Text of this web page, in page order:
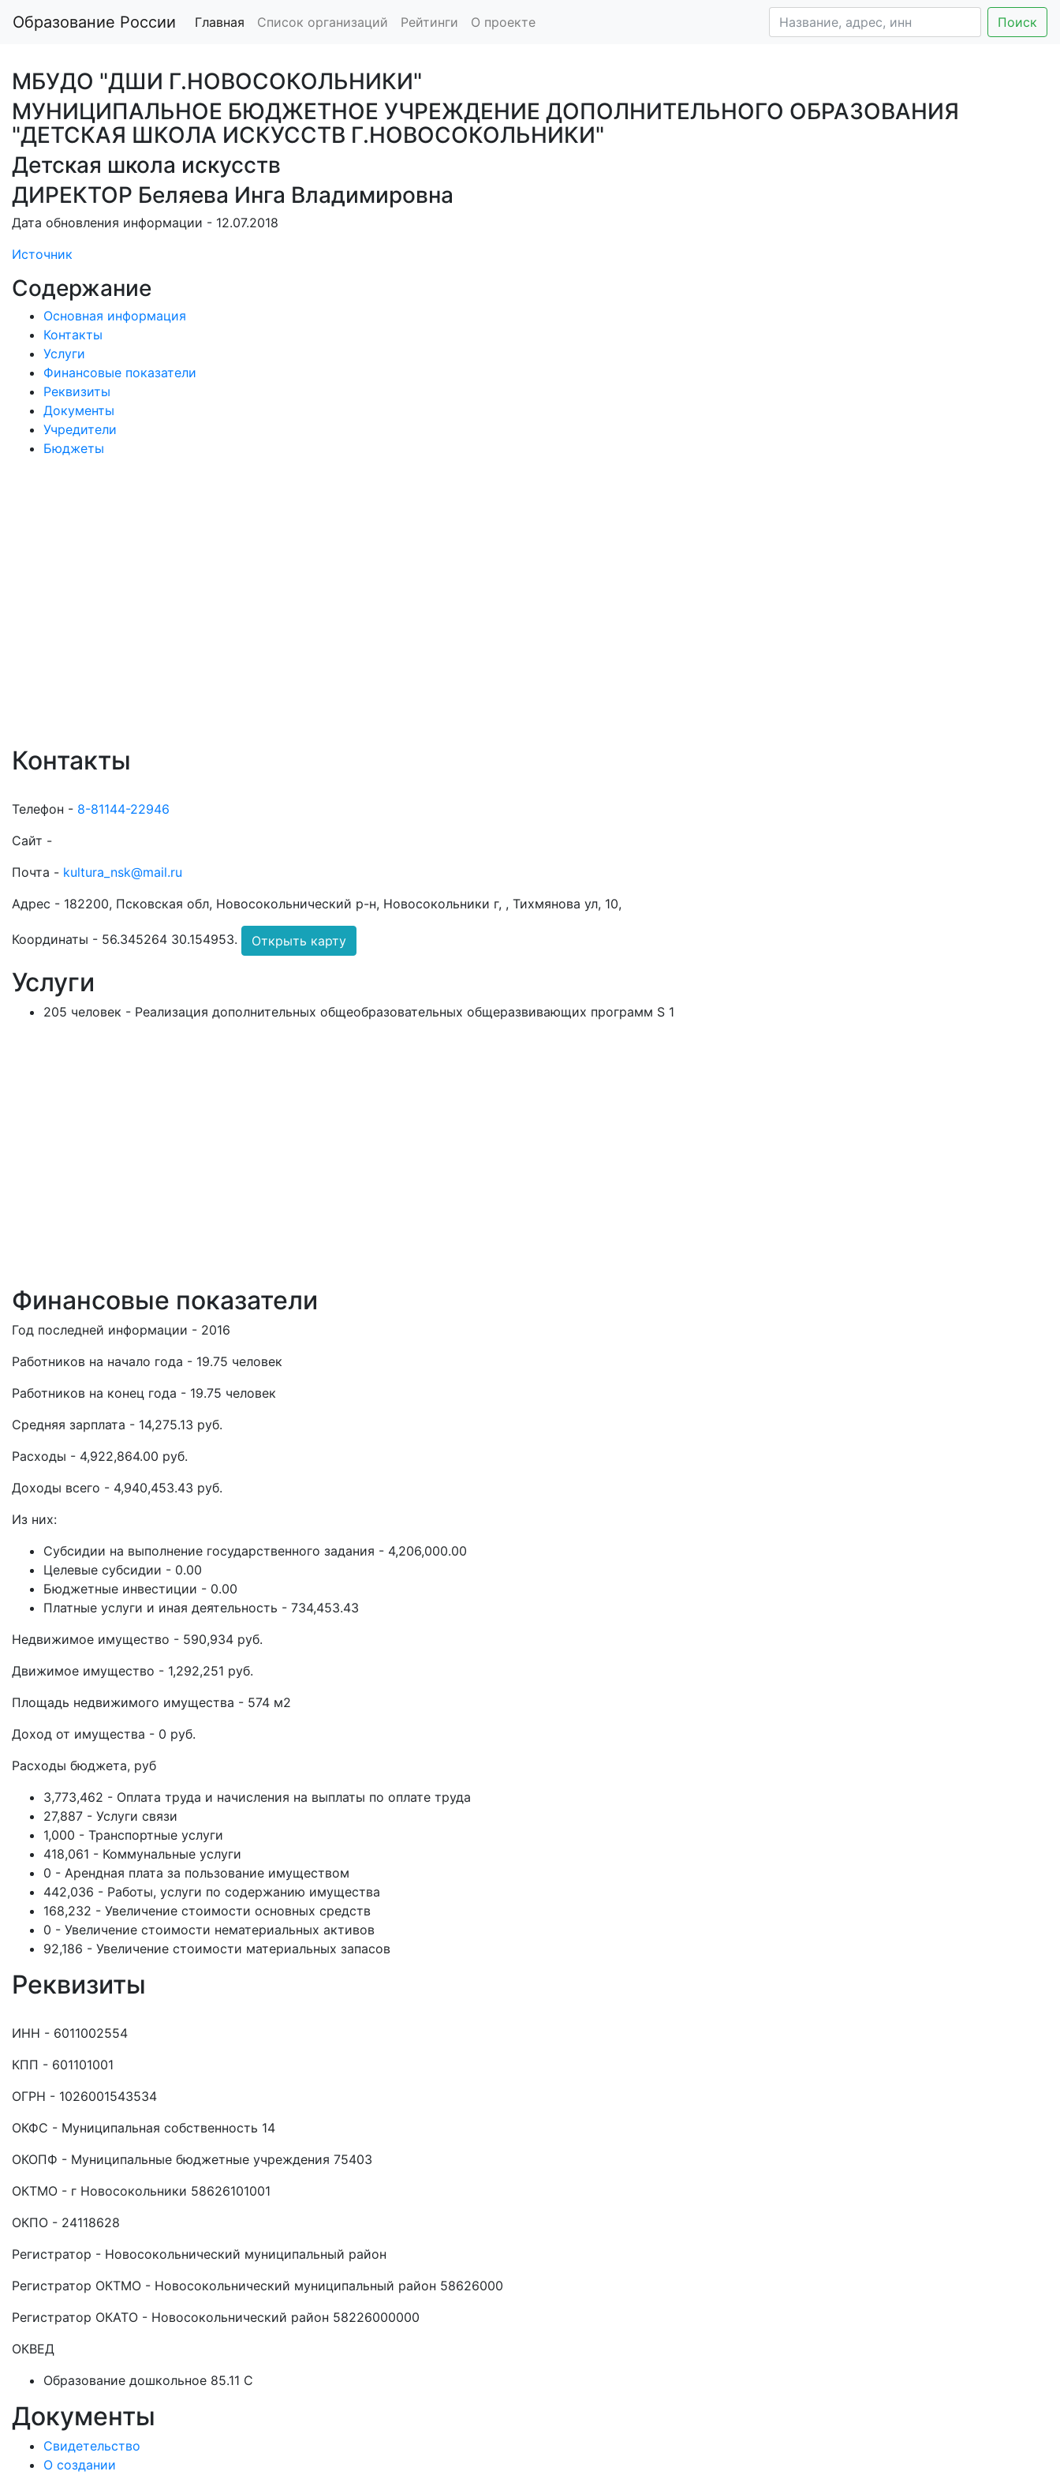
Образование России Главная Список организаций Рейтинги О проекте Поиск
МБУДО "ДШИ Г.НОВОСОКОЛЬНИКИ"
МУНИЦИПАЛЬНОЕ БЮДЖЕТНОЕ УЧРЕЖДЕНИЕ ДОПОЛНИТЕЛЬНОГО ОБРАЗОВАНИЯ
"ДЕТСКАЯ ШКОЛА ИСКУССТВ Г.НОВОСОКОЛЬНИКИ"
Детская школа искусств
ДИРЕКТОР Беляева Инга Владимировна
Дата обновления информации - 12.07.2018
Источник
Содержание
Основная информация
Контакты
Услуги
Финансовые показатели
Реквизиты
Документы
Учредители
Бюджеты
Контакты
Телефон - 8-81144-22946
Сайт -
Почта - kultura_nsk@mail.ru
Адрес - 182200, Псковская обл, Новосокольнический р-н, Новосокольники г, , Тихмянова ул, 10,
Координаты - 56.345264 30.154953. Открыть карту
Услуги
205 человек - Реализация дополнительных общеобразовательных общеразвивающих программ S 1
Финансовые показатели
Год последней информации - 2016
Работников на начало года - 19.75 человек
Работников на конец года - 19.75 человек
Средняя зарплата - 14,275.13 руб.
Расходы - 4,922,864.00 руб.
Доходы всего - 4,940,453.43 руб.
Из них:
Субсидии на выполнение государственного задания - 4,206,000.00
Целевые субсидии - 0.00
Бюджетные инвестиции - 0.00
Платные услуги и иная деятельность - 734,453.43
Недвижимое имущество - 590,934 руб.
Движимое имущество - 1,292,251 руб.
Площадь недвижимого имущества - 574 м2
Доход от имущества - 0 руб.
Расходы бюджета, руб
3,773,462 - Оплата труда и начисления на выплаты по оплате труда
27,887 - Услуги связи
1,000 - Транспортные услуги
418,061 - Коммунальные услуги
0 - Арендная плата за пользование имуществом
442,036 - Работы, услуги по содержанию имущества
168,232 - Увеличение стоимости основных средств
0 - Увеличение стоимости нематериальных активов
92,186 - Увеличение стоимости материальных запасов
Реквизиты
ИНН - 6011002554
КПП - 601101001
ОГРН - 1026001543534
ОКФС - Муниципальная собственность 14
ОКОПФ - Муниципальные бюджетные учреждения 75403
ОКТМО - г Новосокольники 58626101001
ОКПО - 24118628
Регистратор - Новосокольнический муниципальный район
Регистратор ОКТМО - Новосокольнический муниципальный район 58626000
Регистратор ОКАТО - Новосокольнический район 58226000000
ОКВЕД
Образование дошкольное 85.11 C
Документы
Свидетельство
О создании